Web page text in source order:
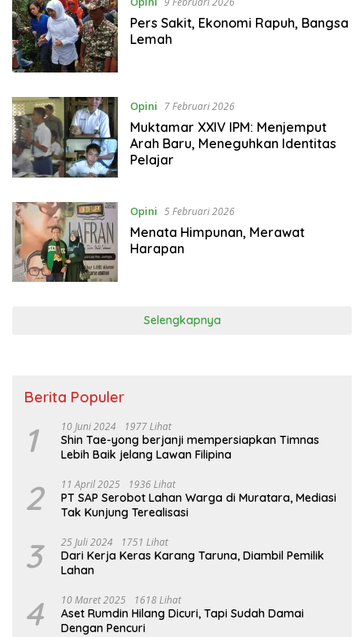
Pers Sakit, Ekonomi Rapuh, Bangsa
Lemah
Opini 7 Februari 2026
Muktamar XXIV IPM: Menjemput
Arah Baru, Meneguhkan Identitas
Pelajar
Opini 5 Februari 2026
Menata Himpunan, Merawat
Harapan
Selengkapnya
Berita Populer
1 10 Juni 2024 1977 Lihat
Shin Tae-yong berjanji mempersiapkan Timnas
Lebih Baik jelang Lawan Filipina
2 11 April 2025 1936 Lihat
PT SAP Serobot Lahan Warga di Muratara, Mediasi
Tak Kunjung Terealisasi
3 25 Juli 2024 1751 Lihat
Dari Kerja Keras Karang Taruna, Diambil Pemilik
Lahan
4 10 Maret 2025 1618 Lihat
Aset Rumdin Hilang Dicuri, Tapi Sudah Damai
Dengan Pencuri